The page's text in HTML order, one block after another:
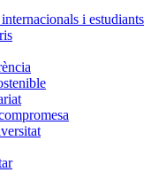
i estudiants